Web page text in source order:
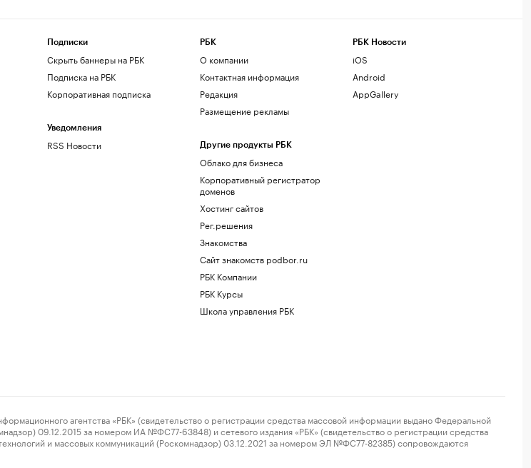
Подписки
Скрыть баннеры на РБК
Подписка на РБК
Корпоративная подписка
Уведомления
RSS Новости
РБК
О компании
Контактная информация
Редакция
Размещение рекламы
Другие продукты РБК
Облако для бизнеса
Корпоративный регистратор
доменов
Хостинг сайтов
Рег.решения
Знакомства
Сайт знакомств podbor.ru
РБК Компании
РБК Курсы
Школа управления РБК
РБК Новости
iOS
Android
AppGallery
агентства «РБК» (свидетельство о регистрации средства массовой информации выдано Федеральной
09.12.2015 за номером ИА №ФС77-63848) и сетевого издания «РБК» (свидетельство о регистрации средства
и массовых коммуникаций (Роскомнадзор) 03.12.2021 за номером ЭЛ №ФС77-82385) сопровождаются